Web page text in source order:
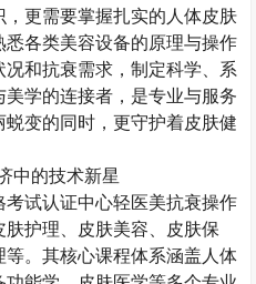
更需要掌握扎实的人体皮肤
各类美容设备的原理与操作
和抗衰需求，制定科学、系
学的连接者，是专业与服务
变的同时，更守护着皮肤健
中的技术新星
考试认证中心轻医美抗衰操作
护理、皮肤美容、皮肤保
。其核心课程体系涵盖人体